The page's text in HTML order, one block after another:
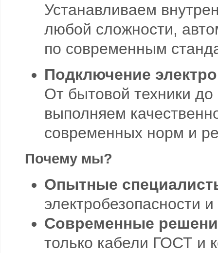
Устанавливаем
любой сложности,
по современным
Подключение
От бытовой техники
выполняем
современных норм и
Почему мы?
Опытные
электробезопасности
Современные
только кабели ГОСТ и